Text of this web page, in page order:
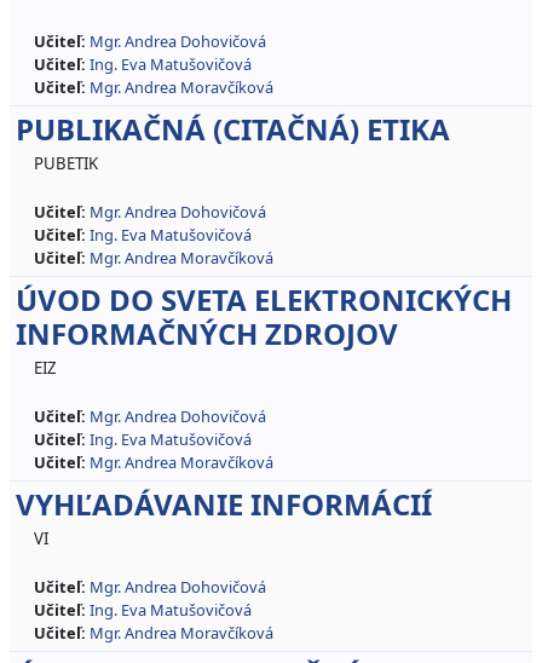
Učiteľ: Mgr. Andrea Dohovičová
Učiteľ: Ing. Eva Matušovičová
Učiteľ: Mgr. Andrea Moravčíková
PUBLIKAČNÁ (CITAČNÁ) ETIKA
PUBETIK
Učiteľ: Mgr. Andrea Dohovičová
Učiteľ: Ing. Eva Matušovičová
Učiteľ: Mgr. Andrea Moravčíková
ÚVOD DO SVETA ELEKTRONICKÝCH
INFORMAČNÝCH ZDROJOV
EIZ
Učiteľ: Mgr. Andrea Dohovičová
Učiteľ: Ing. Eva Matušovičová
Učiteľ: Mgr. Andrea Moravčíková
VYHĽADÁVANIE INFORMÁCIÍ
VI
Učiteľ: Mgr. Andrea Dohovičová
Učiteľ: Ing. Eva Matušovičová
Učiteľ: Mgr. Andrea Moravčíková